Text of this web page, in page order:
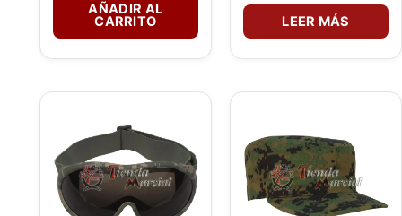
AÑADIR AL
CARRITO LEER MÁS
tiene
múltiples
variantes.